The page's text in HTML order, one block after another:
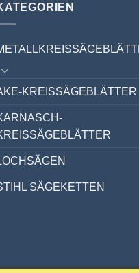
KREISSÄGEBLÄTTER
SÄGEKETTEN